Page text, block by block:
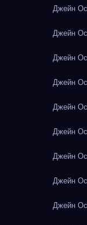
Джейн
Джейн
Джейн
Джейн
Джейн
Джейн
Джейн
Джейн
Джейн